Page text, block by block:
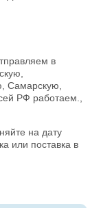
в
Самарскую,
РФ работаем.,
на дату
или поставка в